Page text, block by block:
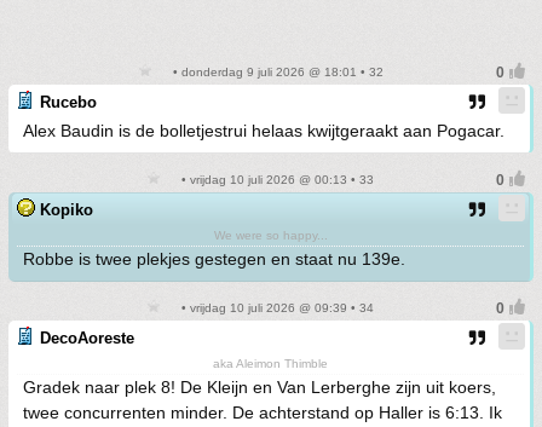
• donderdag 9 juli 2026 @ 18:01 • 32
Rucebo
Alex Baudin is de bolletjestrui helaas kwijtgeraakt aan Pogacar.
• vrijdag 10 juli 2026 @ 00:13 • 33
Kopiko
We were so happy...
Robbe is twee plekjes gestegen en staat nu 139e.
• vrijdag 10 juli 2026 @ 09:39 • 34
DecoAoreste
aka Aleimon Thimble
Gradek naar plek 8! De Kleijn en Van Lerberghe zijn uit koers,
twee concurrenten minder. De achterstand op Haller is 6:13. Ik